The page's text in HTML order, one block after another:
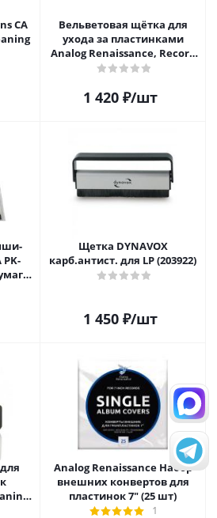
CA
Вельветовая щётка для
ухода за пластинками
Analog Renaissance, Record
Velvet Brush, AR-7151, Black
1 420₽/шт
PK-
Щетка DYNAVOX
карб.антист. для LP (203922)
1 450₽/шт
Analog Renaissance Набор
внешних конвертов для
пластинок 7" (25 шт)
1